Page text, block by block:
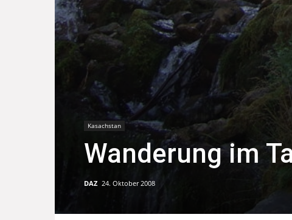
Kasachstan
Wanderung im
DAZ 24. Oktober 2008